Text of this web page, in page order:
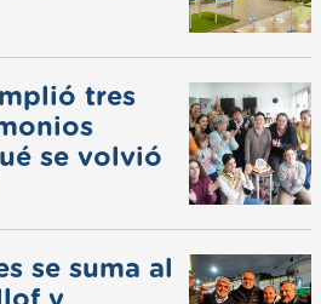
tres
se volvió
se suma al